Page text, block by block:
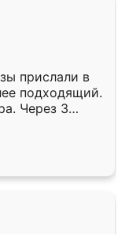
прислали в
подходящий.
Через 3
Остались